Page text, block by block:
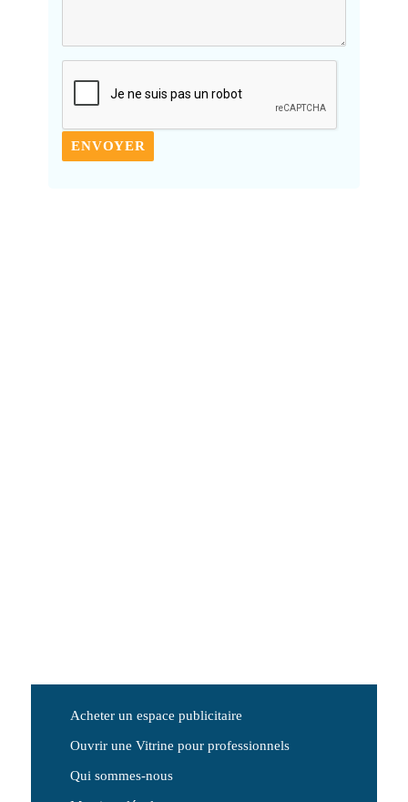
Acheter un espace publicitaire
Ouvrir une Vitrine pour professionnels
Qui sommes-nous